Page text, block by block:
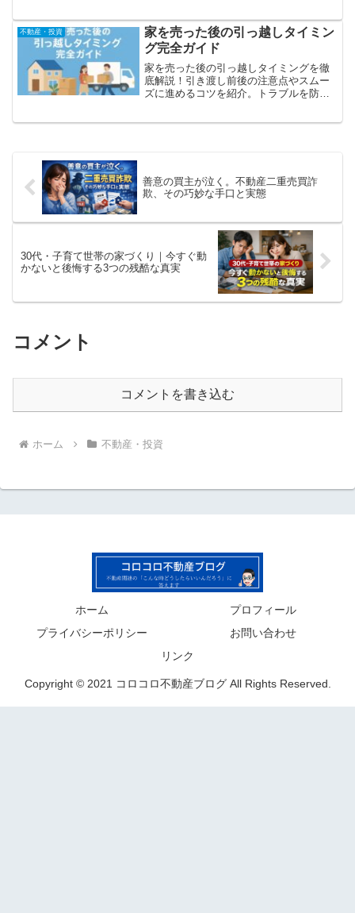
びのポイントを紹介しています。参考に
してみてください。
不動産・投資
家を売った後の引っ越しタイミン
グ完全ガイド
家を売った後の引っ越しタイミングを徹
底解説！引き渡し前後の注意点やスムー
ズに進めるコツを紹介。トラブルを防ぐ
善意の買主が泣く。不動産二重売買詐
欺、その巧妙な手口と実態
30代・子育て世帯の家づくり｜今すぐ動
かないと後悔する3つの残酷な真実
コメント
コメントを書き込む
ホーム 不動産・投資
ホーム
プロフィール
プライバシーポリシー
お問い合わせ
リンク
Copyright © 2021 コロコロ不動産ブログ All Rights Reserved.